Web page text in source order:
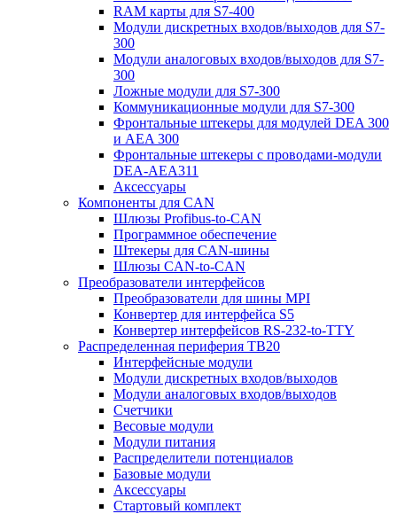
RAM карты для S7-400
Модули дискретных входов/выходов для S7-
300
Модули аналоговых входов/выходов для S7-
300
Ложные модули для S7-300
Коммуникационные модули для S7-300
Фронтальные штекеры для модулей DEA 300
и AEA 300
Фронтальные штекеры с проводами-модули
DEA-AEA311
Аксессуары
Компоненты для CAN
Шлюзы Profibus-to-CAN
Программное обеспечение
Штекеры для CAN-шины
Шлюзы CAN-to-CAN
Преобразователи интерфейсов
Преобразователи для шины MPI
Конвертер для интерфейса S5
Конвертер интерфейсов RS-232-to-TTY
Распределенная периферия TB20
Интерфейсные модули
Модули дискретных входов/выходов
Модули аналоговых входов/выходов
Счетчики
Весовые модули
Модули питания
Распределители потенциалов
Базовые модули
Аксесcуары
Стартовый комплект